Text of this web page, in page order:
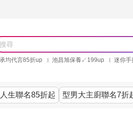
均代言85折up 池昌旭保養↙199up
迷你
生聯名85折起 型男大主廚聯名7折